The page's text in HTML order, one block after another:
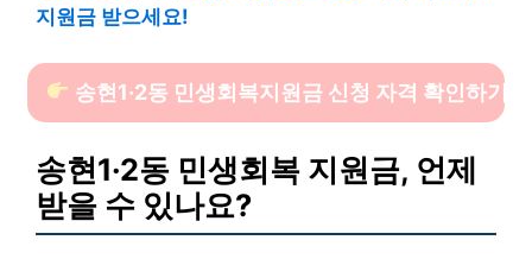
지원금 받으세요!
송현1·2동 민생회복지원금 신청 자격 확인하기
송현1·2동 민생회복 지원금, 언제
받을 수 있나요?